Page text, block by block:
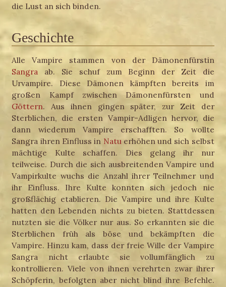
die Lust an sich binden.
Geschichte
Alle Vampire stammen von der Dämonenfürstin
Sangra ab. Sie schuf zum Beginn der Zeit die
Urvampire. Diese Dämonen kämpften bereits im
großen Kampf zwischen Dämonenfürsten und
Göttern. Aus ihnen gingen später, zur Zeit der
Sterblichen, die ersten Vampir-Adligen hervor, die
dann wiederum Vampire erschafften. So wollte
Sangra ihren Einfluss in Natu erhöhen und sich selbst
mächtige Kulte schaffen. Dies gelang ihr nur
teilweise. Durch die sich ausbreitenden Vampire und
Vampirkulte wuchs die Anzahl ihrer Teilnehmer und
ihr Einfluss. Ihre Kulte konnten sich jedoch nie
großflächig etablieren. Die Vampire und ihre Kulte
hatten den Lebenden nichts zu bieten. Stattdessen
nutzten sie die Völker nur aus. So erkannten sie die
Sterblichen früh als böse und bekämpften die
Vampire. Hinzu kam, dass der freie Wille der Vampire
Sangra nicht erlaubte sie vollumfänglich zu
kontrollieren. Viele von ihnen verehrten zwar ihrer
Schöpferin, befolgten aber nicht blind ihre Befehle.